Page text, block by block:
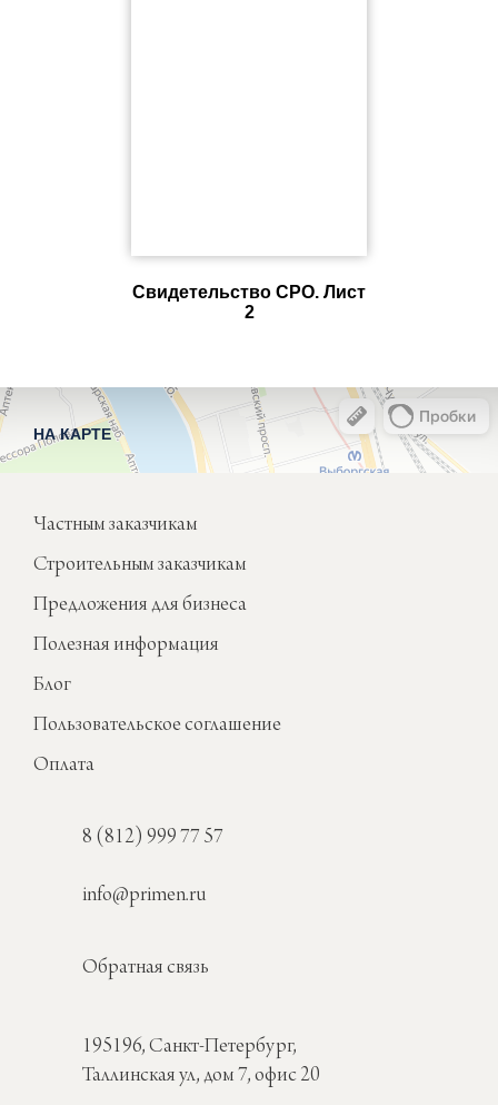
Свидетельство СРО. Лист
2
НА КАРТЕ
Частным заказчикам
Строительным заказчикам
Предложения для бизнеса
Полезная информация
Блог
Пользовательское соглашение
Оплата
8 (812) 999 77 57
info@primen.ru
Обратная связь
195196, Санкт-Петербург,
Таллинская ул, дом 7, офис 20